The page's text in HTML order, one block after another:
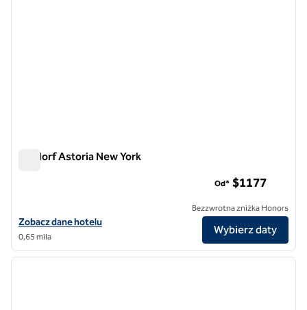
Waldorf Astoria New York
Zobacz szczegóły hotelu Waldorf Astoria New York
Zobacz dane hotelu
0,65 mila
Od* $1​177
Bezzwrotna zniżka Honors
Wybierz daty
1/12
1 z 12